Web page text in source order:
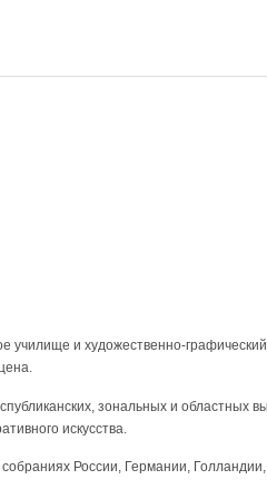
училище и художественно-графический
зональных и областных
искусства.
собраниях России, Германии,